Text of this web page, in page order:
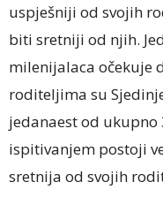
uspješniji od svojih
biti sretniji od njih.
milenijalaca očekuje
roditeljima su
jedanaest od
ispitivanjem postoji
sretnija od svojih